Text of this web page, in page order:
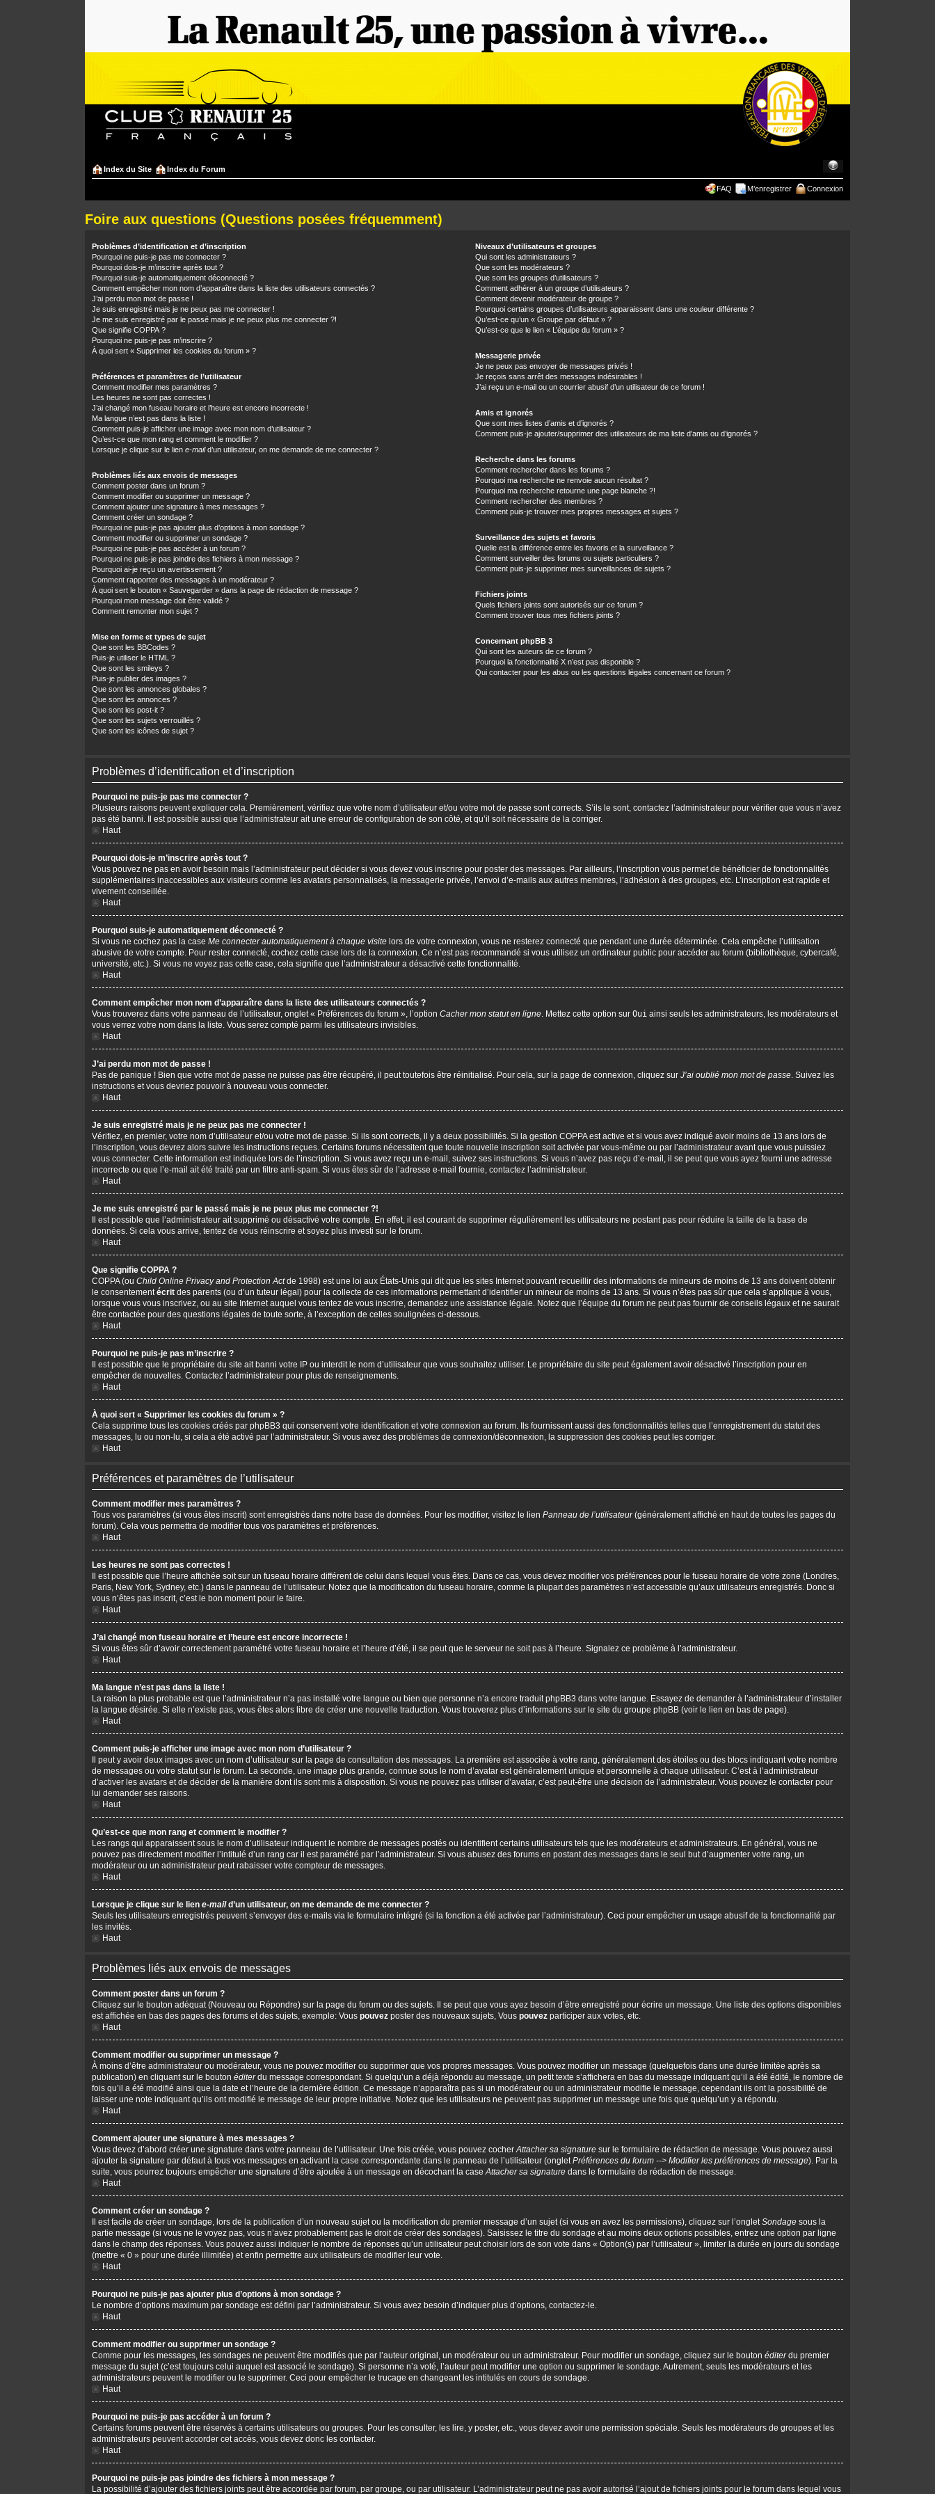
Index du Site Index du Forum
FAQ M’enregistrer Connexion
Foire aux questions (Questions posées fréquemment)
Problèmes d’identification et d’inscription
Pourquoi ne puis-je pas me connecter ?
Pourquoi dois-je m’inscrire après tout ?
Pourquoi suis-je automatiquement déconnecté ?
Comment empêcher mon nom d’apparaître dans la liste des utilisateurs connectés ?
J’ai perdu mon mot de passe !
Je suis enregistré mais je ne peux pas me connecter !
Je me suis enregistré par le passé mais je ne peux plus me connecter ?!
Que signifie COPPA ?
Pourquoi ne puis-je pas m’inscrire ?
À quoi sert « Supprimer les cookies du forum » ?
Préférences et paramètres de l’utilisateur
Comment modifier mes paramètres ?
Les heures ne sont pas correctes !
J’ai changé mon fuseau horaire et l’heure est encore incorrecte !
Ma langue n’est pas dans la liste !
Comment puis-je afficher une image avec mon nom d’utilisateur ?
Qu’est-ce que mon rang et comment le modifier ?
Lorsque je clique sur le lien e-maild’un utilisateur, on me demande de me connecter ?
Problèmes liés aux envois de messages
Comment poster dans un forum ?
Comment modifier ou supprimer un message ?
Comment ajouter une signature à mes messages ?
Comment créer un sondage ?
Pourquoi ne puis-je pas ajouter plus d’options à mon sondage ?
Comment modifier ou supprimer un sondage ?
Pourquoi ne puis-je pas accéder à un forum ?
Pourquoi ne puis-je pas joindre des fichiers à mon message ?
Pourquoi ai-je reçu un avertissement ?
Comment rapporter des messages à un modérateur ?
À quoi sert le bouton « Sauvegarder » dans la page de rédaction de message ?
Pourquoi mon message doit être validé ?
Comment remonter mon sujet ?
Mise en forme et types de sujet
Que sont les BBCodes ?
Puis-je utiliser le HTML ?
Que sont les smileys ?
Puis-je publier des images ?
Que sont les annonces globales ?
Que sont les annonces ?
Que sont les post-it ?
Que sont les sujets verrouillés ?
Que sont les icônes de sujet ?
Niveaux d’utilisateurs et groupes
Qui sont les administrateurs ?
Que sont les modérateurs ?
Que sont les groupes d’utilisateurs ?
Comment adhérer à un groupe d’utilisateurs ?
Comment devenir modérateur de groupe ?
Pourquoi certains groupes d’utilisateurs apparaissent dans une couleur différente ?
Qu’est-ce qu’un « Groupe par défaut » ?
Qu’est-ce que le lien « L’équipe du forum » ?
Messagerie privée
Je ne peux pas envoyer de messages privés !
Je reçois sans arrêt des messages indésirables !
J’ai reçu un e-mail ou un courrier abusif d’un utilisateur de ce forum !
Amis et ignorés
Que sont mes listes d’amis et d’ignorés ?
Comment puis-je ajouter/supprimer des utilisateurs de ma liste d’amis ou d’ignorés ?
Recherche dans les forums
Comment rechercher dans les forums ?
Pourquoi ma recherche ne renvoie aucun résultat ?
Pourquoi ma recherche retourne une page blanche ?!
Comment rechercher des membres ?
Comment puis-je trouver mes propres messages et sujets ?
Surveillance des sujets et favoris
Quelle est la différence entre les favoris et la surveillance ?
Comment surveiller des forums ou sujets particuliers ?
Comment puis-je supprimer mes surveillances de sujets ?
Fichiers joints
Quels fichiers joints sont autorisés sur ce forum ?
Comment trouver tous mes fichiers joints ?
Concernant phpBB 3
Qui sont les auteurs de ce forum ?
Pourquoi la fonctionnalité X n’est pas disponible ?
Qui contacter pour les abus ou les questions légales concernant ce forum ?
Problèmes d’identification et d’inscription
Pourquoi ne puis-je pas me connecter ?
Plusieurs raisons peuvent expliquer cela. Premièrement, vérifiez que votre nom d’utilisateur et/ou votre mot de passe sont corrects. S’ils le sont, contactez l’administrateur pour vérifier que vous n’avez
pas été banni. Il est possible aussi que l’administrateur ait une erreur de configuration de son côté, et qu’il soit nécessaire de la corriger.
Haut
Pourquoi dois-je m’inscrire après tout ?
Vous pouvez ne pas en avoir besoin mais l’administrateur peut décider si vous devez vous inscrire pour poster des messages. Par ailleurs, l’inscription vous permet de bénéficier de fonctionnalités
supplémentaires inaccessibles aux visiteurs comme les avatars personnalisés, la messagerie privée, l’envoi d’e-mails aux autres membres, l’adhésion à des groupes, etc. L’inscription est rapide et
vivement conseillée.
Haut
Pourquoi suis-je automatiquement déconnecté ?
Si vous ne cochez pas la case Me connecter automatiquement à chaque visite lors de votre connexion, vous ne resterez connecté que pendant une durée déterminée. Cela empêche l’utilisation
abusive de votre compte. Pour rester connecté, cochez cette case lors de la connexion. Ce n’est pas recommandé si vous utilisez un ordinateur public pour accéder au forum (bibliothèque, cybercafé,
université, etc.). Si vous ne voyez pas cette case, cela signifie que l’administrateur a désactivé cette fonctionnalité.
Haut
Comment empêcher mon nom d’apparaître dans la liste des utilisateurs connectés ?
Vous trouverez dans votre panneau de l’utilisateur, onglet « Préférences du forum », l’option Cacher mon statut en ligne. Mettez cette option sur Oui ainsi seuls les administrateurs, les modérateurs et
vous verrez votre nom dans la liste. Vous serez compté parmi les utilisateurs invisibles.
Haut
J’ai perdu mon mot de passe !
Pas de panique ! Bien que votre mot de passe ne puisse pas être récupéré, il peut toutefois être réinitialisé. Pour cela, sur la page de connexion, cliquez sur J’ai oublié mon mot de passe. Suivez les
instructions et vous devriez pouvoir à nouveau vous connecter.
Haut
Je suis enregistré mais je ne peux pas me connecter !
Vérifiez, en premier, votre nom d’utilisateur et/ou votre mot de passe. Si ils sont corrects, il y a deux possibilités. Si la gestion COPPA est active et si vous avez indiqué avoir moins de 13 ans lors de
l’inscription, vous devrez alors suivre les instructions reçues. Certains forums nécessitent que toute nouvelle inscription soit activée par vous-même ou par l’administrateur avant que vous puissiez
vous connecter. Cette information est indiquée lors de l’inscription. Si vous avez reçu un e-mail, suivez ses instructions. Si vous n’avez pas reçu d’e-mail, il se peut que vous ayez fourni une adresse
incorrecte ou que l’e-mail ait été traité par un filtre anti-spam. Si vous êtes sûr de l’adresse e-mail fournie, contactez l’administrateur.
Haut
Je me suis enregistré par le passé mais je ne peux plus me connecter ?!
Il est possible que l’administrateur ait supprimé ou désactivé votre compte. En effet, il est courant de supprimer régulièrement les utilisateurs ne postant pas pour réduire la taille de la base de
données. Si cela vous arrive, tentez de vous réinscrire et soyez plus investi sur le forum.
Haut
Que signifie COPPA ?
COPPA (ou Child Online Privacy and Protection Actde 1998) est une loi aux États-Unis qui dit que les sites Internet pouvant recueillir des informations de mineurs de moins de 13 ans doivent obtenir
le consentementécrit des parents (ou d’un tuteur légal) pour la collecte de ces informations permettant d’identifier un mineur de moins de 13 ans. Si vous n’êtes pas sûr que cela s’applique à vous,
lorsque vous vous inscrivez, ou au site Internet auquel vous tentez de vous inscrire, demandez une assistance légale. Notez que l’équipe du forum ne peut pas fournir de conseils légaux et ne saurait
être contactée pour des questions légales de toute sorte, à l’exception de celles soulignées ci-dessous.
Haut
Pourquoi ne puis-je pas m’inscrire ?
Il est possible que le propriétaire du site ait banni votre IP ou interdit le nom d’utilisateur que vous souhaitez utiliser. Le propriétaire du site peut également avoir désactivé l’inscription pour en
empêcher de nouvelles. Contactez l’administrateur pour plus de renseignements.
Haut
À quoi sert « Supprimer les cookies du forum » ?
Cela supprime tous les cookies créés par phpBB3 qui conservent votre identification et votre connexion au forum. Ils fournissent aussi des fonctionnalités telles que l’enregistrement du statut des
messages, lu ou non-lu, si cela a été activé par l’administrateur. Si vous avez des problèmes de connexion/déconnexion, la suppression des cookies peut les corriger.
Haut
Préférences et paramètres de l’utilisateur
Comment modifier mes paramètres ?
Tous vos paramètres (si vous êtes inscrit) sont enregistrés dans notre base de données. Pour les modifier, visitez le lien Panneau de l’utilisateur(généralement affiché en haut de toutes les pages du
forum). Cela vous permettra de modifier tous vos paramètres et préférences.
Haut
Les heures ne sont pas correctes !
Il est possible que l’heure affichée soit sur un fuseau horaire différent de celui dans lequel vous êtes. Dans ce cas, vous devez modifier vos préférences pour le fuseau horaire de votre zone (Londres,
Paris, New York, Sydney, etc.) dans le panneau de l’utilisateur. Notez que la modification du fuseau horaire, comme la plupart des paramètres n’est accessible qu’aux utilisateurs enregistrés. Donc si
vous n’êtes pas inscrit, c’est le bon moment pour le faire.
Haut
J’ai changé mon fuseau horaire et l’heure est encore incorrecte !
Si vous êtes sûr d’avoir correctement paramétré votre fuseau horaire et l’heure d’été, il se peut que le serveur ne soit pas à l’heure. Signalez ce problème à l’administrateur.
Haut
Ma langue n’est pas dans la liste !
La raison la plus probable est que l’administrateur n’a pas installé votre langue ou bien que personne n’a encore traduit phpBB3 dans votre langue. Essayez de demander à l’administrateur d’installer
la langue désirée. Si elle n’existe pas, vous êtes alors libre de créer une nouvelle traduction. Vous trouverez plus d’informations sur le site du groupe phpBB (voir le lien en bas de page).
Haut
Comment puis-je afficher une image avec mon nom d’utilisateur ?
Il peut y avoir deux images avec un nom d’utilisateur sur la page de consultation des messages. La première est associée à votre rang, généralement des étoiles ou des blocs indiquant votre nombre
de messages ou votre statut sur le forum. La seconde, une image plus grande, connue sous le nom d’avatar est généralement unique et personnelle à chaque utilisateur. C’est à l’administrateur
d’activer les avatars et de décider de la manière dont ils sont mis à disposition. Si vous ne pouvez pas utiliser d’avatar, c’est peut-être une décision de l’administrateur. Vous pouvez le contacter pour
lui demander ses raisons.
Haut
Qu’est-ce que mon rang et comment le modifier ?
Les rangs qui apparaissent sous le nom d’utilisateur indiquent le nombre de messages postés ou identifient certains utilisateurs tels que les modérateurs et administrateurs. En général, vous ne
pouvez pas directement modifier l’intitulé d’un rang car il est paramétré par l’administrateur. Si vous abusez des forums en postant des messages dans le seul but d’augmenter votre rang, un
modérateur ou un administrateur peut rabaisser votre compteur de messages.
Haut
Lorsque je clique sur le lien e-maild’un utilisateur, on me demande de me connecter ?
Seuls les utilisateurs enregistrés peuvent s’envoyer des e-mails via le formulaire intégré (si la fonction a été activée par l’administrateur). Ceci pour empêcher un usage abusif de la fonctionnalité par
les invités.
Haut
Problèmes liés aux envois de messages
Comment poster dans un forum ?
Cliquez sur le bouton adéquat (Nouveau ou Répondre) sur la page du forum ou des sujets. Il se peut que vous ayez besoin d’être enregistré pour écrire un message. Une liste des options disponibles
est affichée en bas des pages des forums et des sujets, exemple: Vous pouvez poster des nouveaux sujets, Vous pouvez participer aux votes, etc.
Haut
Comment modifier ou supprimer un message ?
À moins d’être administrateur ou modérateur, vous ne pouvez modifier ou supprimer que vos propres messages. Vous pouvez modifier un message (quelquefois dans une durée limitée après sa
publication) en cliquant sur le bouton éditerdu message correspondant. Si quelqu’un a déjà répondu au message, un petit texte s’affichera en bas du message indiquant qu’il a été édité, le nombre de
fois qu’il a été modifié ainsi que la date et l’heure de la dernière édition. Ce message n’apparaîtra pas si un modérateur ou un administrateur modifie le message, cependant ils ont la possibilité de
laisser une note indiquant qu’ils ont modifié le message de leur propre initiative. Notez que les utilisateurs ne peuvent pas supprimer un message une fois que quelqu’un y a répondu.
Haut
Comment ajouter une signature à mes messages ?
Vous devez d’abord créer une signature dans votre panneau de l’utilisateur. Une fois créée, vous pouvez cocherAttacher sa signature sur le formulaire de rédaction de message. Vous pouvez aussi
ajouter la signature par défaut à tous vos messages en activant la case correspondante dans le panneau de l’utilisateur (ongletPréférences du forum --> Modifier les préférences de message). Par la
suite, vous pourrez toujours empêcher une signature d’être ajoutée à un message en décochant la caseAttacher sa signature dans le formulaire de rédaction de message.
Haut
Comment créer un sondage ?
Il est facile de créer un sondage, lors de la publication d’un nouveau sujet ou la modification du premier message d’un sujet (si vous en avez les permissions), cliquez sur l’ongletSondage sous la
partie message (si vous ne le voyez pas, vous n’avez probablement pas le droit de créer des sondages). Saisissez le titre du sondage et au moins deux options possibles, entrez une option par ligne
dans le champ des réponses. Vous pouvez aussi indiquer le nombre de réponses qu’un utilisateur peut choisir lors de son vote dans « Option(s) par l’utilisateur », limiter la durée en jours du sondage
(mettre « 0 » pour une durée illimitée) et enfin permettre aux utilisateurs de modifier leur vote.
Haut
Pourquoi ne puis-je pas ajouter plus d’options à mon sondage ?
Le nombre d’options maximum par sondage est défini par l’administrateur. Si vous avez besoin d’indiquer plus d’options, contactez-le.
Haut
Comment modifier ou supprimer un sondage ?
Comme pour les messages, les sondages ne peuvent être modifiés que par l’auteur original, un modérateur ou un administrateur. Pour modifier un sondage, cliquez sur le bouton éditerdu premier
message du sujet (c’est toujours celui auquel est associé le sondage). Si personne n’a voté, l’auteur peut modifier une option ou supprimer le sondage. Autrement, seuls les modérateurs et les
administrateurs peuvent le modifier ou le supprimer. Ceci pour empêcher le trucage en changeant les intitulés en cours de sondage.
Haut
Pourquoi ne puis-je pas accéder à un forum ?
Certains forums peuvent être réservés à certains utilisateurs ou groupes. Pour les consulter, les lire, y poster, etc., vous devez avoir une permission spéciale. Seuls les modérateurs de groupes et les
administrateurs peuvent accorder cet accès, vous devez donc les contacter.
Haut
Pourquoi ne puis-je pas joindre des fichiers à mon message ?
La possibilité d’ajouter des fichiers joints peut être accordée par forum, par groupe, ou par utilisateur. L’administrateur peut ne pas avoir autorisé l’ajout de fichiers joints pour le forum dans lequel vous